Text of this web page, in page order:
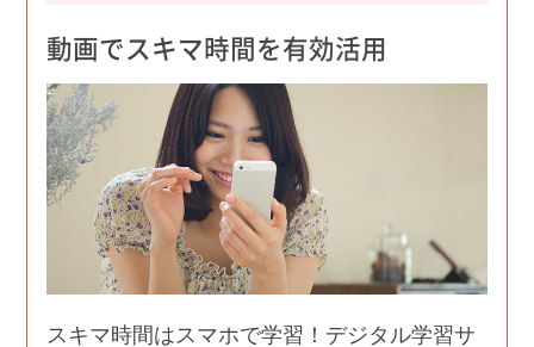
動画でスキマ時間を有効活用
スキマ時間はスマホで学習！デジタル学習サ